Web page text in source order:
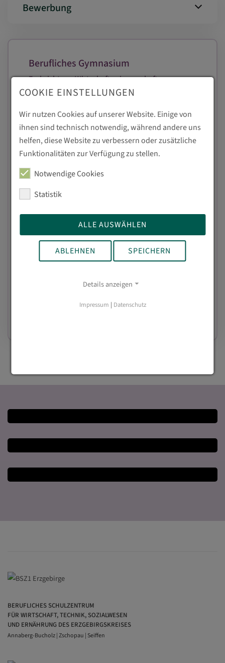
Bewerbung
Berufliches Gymnasium
Fachrichtung Wirtschaftswissenschaft
Schulart:
Berufliches Gymnasium
Standort:
Annaberg-Buchholz
3 Jahre
Ausbildungsform:
Vollzeitausbildung
Abschluss:
Allgemeine Hochschulreife (Abitur)
Steckbrief
BERUFLICHES SCHULZENTRUM
FÜR WIRTSCHAFT, TECHNIK, SOZIALWESEN
UND ERNÄHRUNG DES ERZGEBIRGSKREISES
Annaberg-Bucholz | Zschopau | Seiffen
COOKIE EINSTELLUNGEN
Wir nutzen Cookies auf unserer Website. Einige von
ihnen sind technisch notwendig, während andere uns
helfen, diese Website zu verbessern oder zusätzliche
Funktionalitäten zur Verfügung zu stellen.
Notwendige Cookies
Statistik
ALLE AUSWÄHLEN
ABLEHNEN SPEICHERN
Details anzeigen
Impressum | Datenschutz